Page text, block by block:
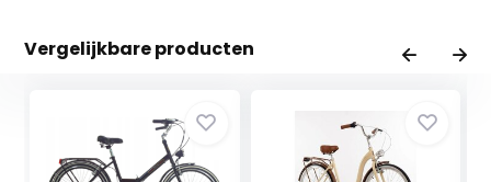
Vergelijkbare producten